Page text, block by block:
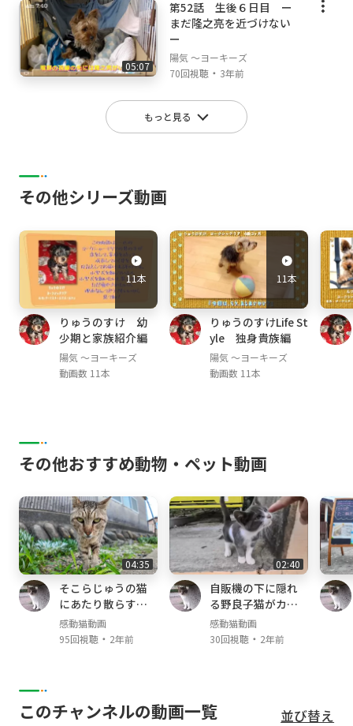
05:07
第52話 生後６日目 ー
まだ隆之亮を近づけない
ー
陽気 ～ヨーキーズ
70回視聴 ・ 3年前
もっと見る
その他シリーズ動画
11本
りゅうのすけ 幼
少期と家族紹介編
陽気 ～ヨーキーズ
動画数 11本
11本
りゅうのすけLife St
yle 独身貴族編
陽気 ～ヨーキーズ
動画数 11本
その他おすすめ動物・ペット動画
04:35
そこらじゅうの猫
にあたり散らすヤ
クザ猫
感動猫動画
95回視聴・ 2年前
02:40
自販機の下に隠れ
る野良子猫がカワ
イイ
感動猫動画
30回視聴・ 2年前
このチャンネルの動画一覧 並び替え